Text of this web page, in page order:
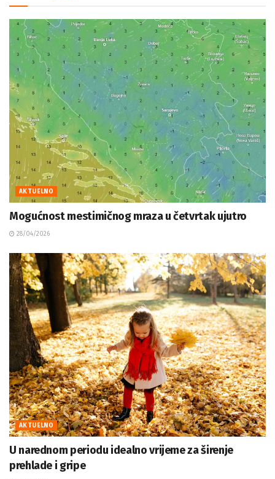
AKTUELNO
Mogućnost mestimičnog mraza u četvrtak ujutro
28/04/2026
AKTUELNO
U narednom periodu idealno vrijeme za širenje
prehlade i gripe